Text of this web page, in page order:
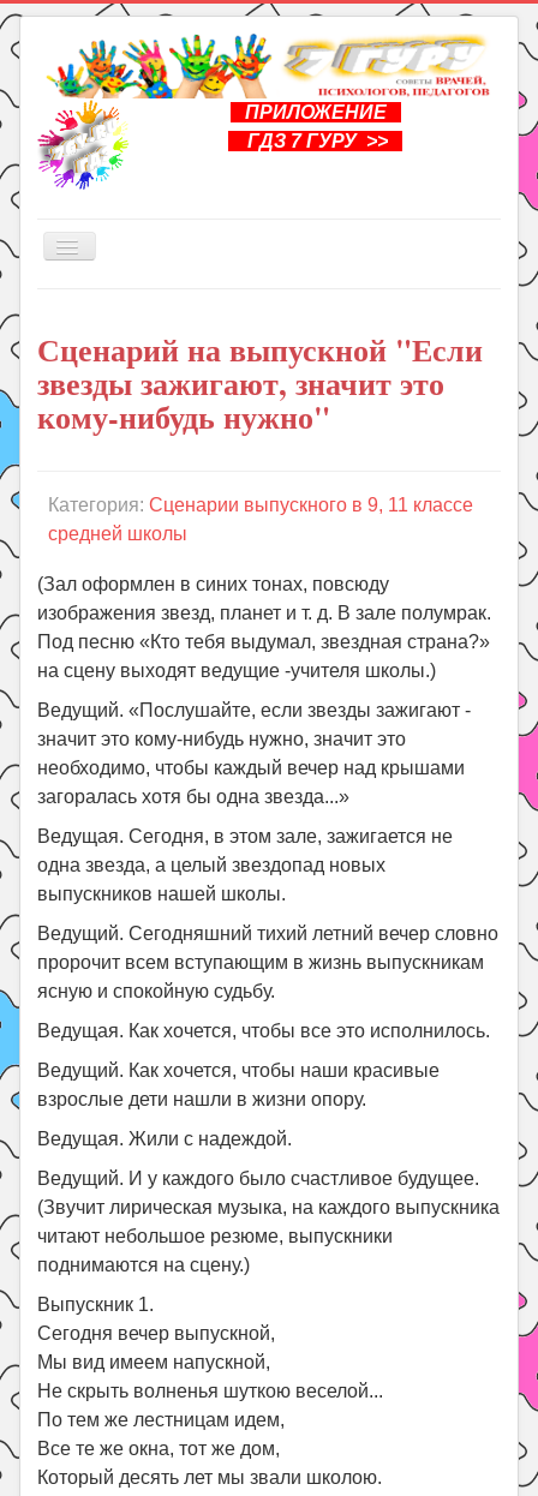
ПРИЛОЖЕНИЕ
ГДЗ 7 ГУРУ >>
Включить/
Книги
Рукоделие
Подготовка к школе
ГДЗ
Праздники
Психология
Летом!
Поиск
Сценарий на выпускной "Если
звезды зажигают, значит это
кому-нибудь нужно"
Категория:Сценарии выпускного в 9, 11 классе
средней школы
(Зал оформлен в синих тонах, повсюду
изображения звезд, планет и т. д. В зале полумрак.
Под песню «Кто тебя выдумал, звездная страна?»
на сцену выходят ведущие -учителя школы.)
Ведущий. «Послушайте, если звезды зажигают -
значит это кому-нибудь нужно, значит это
необходимо, чтобы каждый вечер над крышами
загоралась хотя бы одна звезда...»
Ведущая. Сегодня, в этом зале, зажигается не
одна звезда, а целый звездопад новых
выпускников нашей школы.
Ведущий. Сегодняшний тихий летний вечер словно
пророчит всем вступающим в жизнь выпускникам
ясную и спокойную судьбу.
Ведущая. Как хочется, чтобы все это исполнилось.
Ведущий. Как хочется, чтобы наши красивые
взрослые дети нашли в жизни опору.
Ведущая. Жили с надеждой.
Ведущий. И у каждого было счастливое будущее.
(Звучит лирическая музыка, на каждого выпускника
читают небольшое резюме, выпускники
поднимаются на сцену.)
Выпускник 1.
Сегодня вечер выпускной,
Мы вид имеем напускной,
Не скрыть волненья шуткою веселой...
По тем же лестницам идем,
Все те же окна, тот же дом,
Который десять лет мы звали школою.